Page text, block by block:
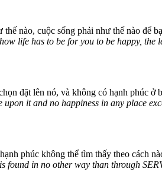
nào, cuộc sống phải như thế nào để
life has to be for you to be happy, the
đặt lên nó, và không có hạnh phúc ở
it and no happiness in any place
phúc không thể tìm thấy theo cách
found in no other way than through